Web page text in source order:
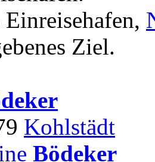
Ziel.
Kohlstädt
Bödeker